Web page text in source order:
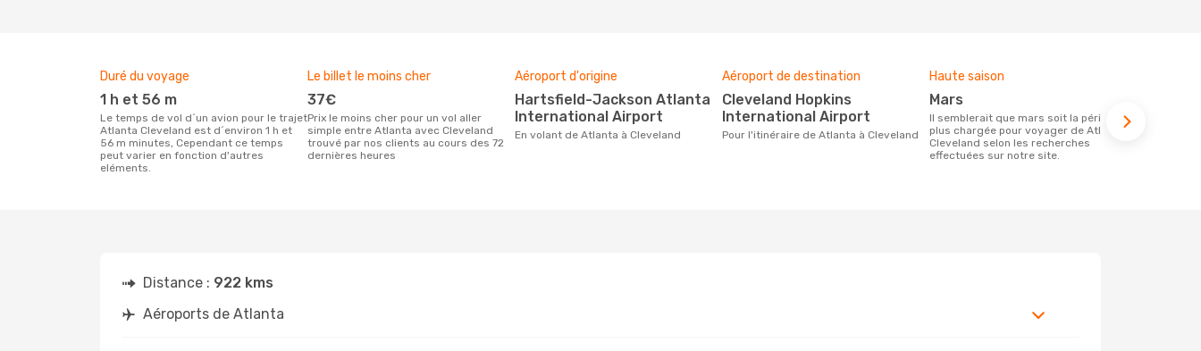
Duré du voyage
1 h et 56 m
Le temps de vol d´un avion pour le trajet
Atlanta Cleveland est d´environ 1 h et
56 m minutes, Cependant ce temps
peut varier en fonction d'autres
eléments.
Le billet le moins cher
37€
Prix le moins cher pour un vol aller
simple entre Atlanta avec Cleveland
trouvé par nos clients au cours des 72
dernières heures
Aéroport d'origine
Hartsfield-Jackson Atlanta
International Airport
En volant de Atlanta à Cleveland
Aéroport de destination
Cleveland Hopkins
International Airport
Pour l'itinéraire de Atlanta à Cleveland
Haute saison
mars
Il semblerait que mars soit la période la
plus chargée pour voyager de Atlanta à
Cleveland selon les recherches
effectuées sur notre site.
Distance : 922 kms
Aéroports de Atlanta